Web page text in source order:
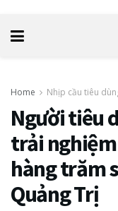
Home Nhịp cầu tiêu
Người tiêu
trải
hàng trăm
Quảng Trị